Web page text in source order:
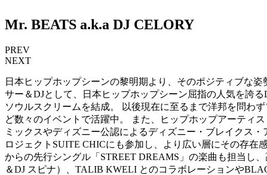
Mr. BEATS a.k.a DJ CELORY
PREV
NEXT
日本ヒップホップシーンの黎明期より、そのポジティブな
サー＆DJとして、日本ヒップホップシーン屈指の人気を誇
ソウルスクリームを結成。 以後現在に至るまで洋邦を問わ
ど数々のイベントで活躍中。 また、ヒップホップアーティ
ミックスやディズニー公認によるディズニー・ブレイクス
ロジェクトSUITE CHICにも参加し、より広い層にその存在
からの先行シングル「STREET DREAMS」の楽曲も担当し
＆DJ スピナ）、TALIB KWELI とのコラボレーションや